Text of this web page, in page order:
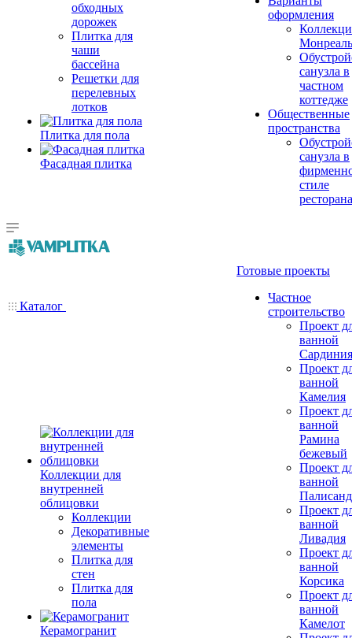
обходных
дорожек
Плитка для
чаши
бассейна
Решетки для
перелевных
лотков
Плитка для пола
Фасадная плитка
оформления
Монреаль
санузла в
частном
коттедже
Общественные
пространства
санузла в
стиле
ресторана
Каталог
Коллекции для
внутренней
облицовки
Коллекции
Декоративные
элементы
Плитка для
стен
Плитка для
пола
Керамогранит
Готовые проекты
Частное
строительство
Проект
ванной
Сардиния
Проект
ванной
Камелия
Проект
ванной
Рамина
бежевый
Проект
ванной
Проект
ванной
Ливадия
Проект
ванной
Корсика
Проект
ванной
Камелот